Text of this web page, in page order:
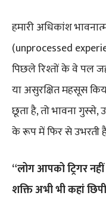
हमारी अधिकांश
(unprocessed
पिछले रिश्तों के वे पल
या असुरक्षित महसूस
छूता है, तो भावना गुस्से,
के रूप में फिर से उभरती
“लोग आपको ट्रिगर
शक्ति अभी भी कहां